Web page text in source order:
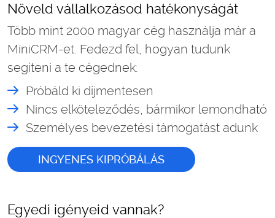
Növeld vállalkozásod hatékonyságát
Több mint 2000 magyar cég használja már a
MiniCRM-et. Fedezd fel, hogyan tudunk
segíteni a te cégednek:
Próbáld ki díjmentesen
Nincs elköteleződés, bármikor lemondható
Személyes bevezetési támogatást adunk
INGYENES KIPRÓBÁLÁS
Egyedi igényeid vannak?